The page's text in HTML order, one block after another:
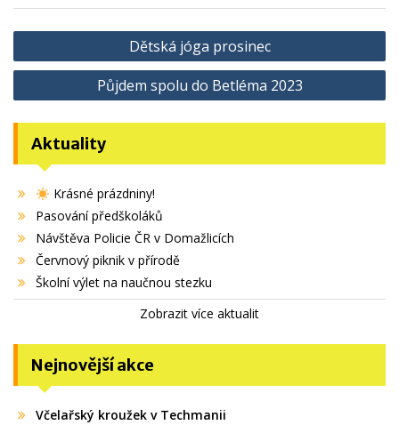
Navigace
pro
Dětská jóga prosinec
Půjdem spolu do Betléma 2023
Aktuality
Krásné prázdniny!
Pasování předškoláků
Návštěva Policie ČR v Domažlicích
Červnový piknik v přírodě
Školní výlet na naučnou stezku
Zobrazit více aktualit
Nejnovější akce
Včelařský kroužek v Techmanii